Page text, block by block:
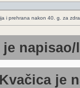
i prehrana nakon 40. g. za
je napisao/
je